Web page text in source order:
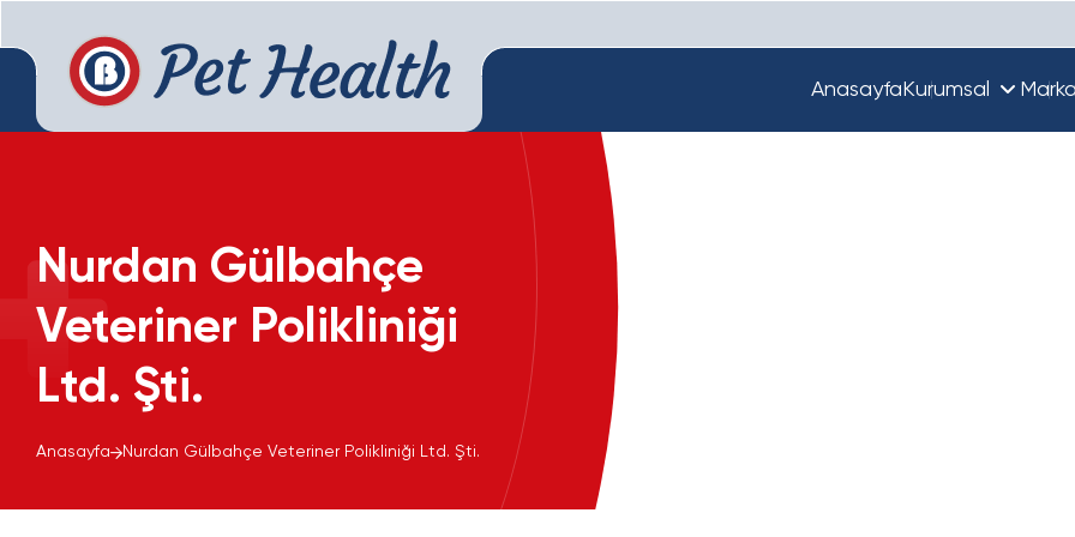
Anasayfa Kurumsal
Nurdan Gülbahçe
Veteriner Polikliniği
Ltd. Şti.
Anasayfa Nurdan Gülbahçe Veteriner Polikliniği Ltd. Şti.